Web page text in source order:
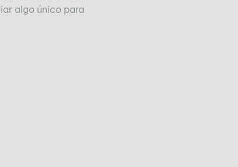
algo único para